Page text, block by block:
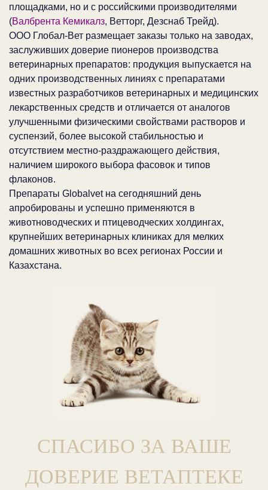
площадками, но и с российскими производителями
(Валбрента Кемикалз, Ветторг, Дезснаб Трейд).
ООО Глобал-Вет размещает заказы только на заводах,
заслуживших доверие пионеров производства
ветеринарных препаратов: продукция выпускается на
одних производственных линиях с препаратами
известных разработчиков ветеринарных и медицинских
лекарственных средств и отличается от аналогов
улучшенными физическими свойствами растворов и
суспензий, более высокой стабильностью и
отсутствием местно-раздражающего действия,
наличием широкого выбора фасовок и типов
флаконов.
Препараты Globalvet на сегодняшний день
апробированы и успешно применяются в
животноводческих и птицеводческих холдингах,
крупнейших ветеринарных клиниках для мелких
домашних животных во всех регионах России и
Казахстана.
СПАСИБО ЗА ВАШЕ
ДОВЕРИЕ ВЕТАПТЕКЕ